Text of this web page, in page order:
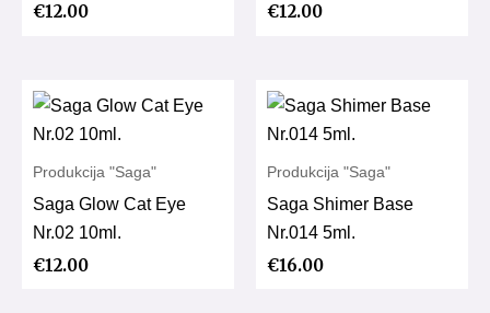
€12.00 €12.00
Produkcija "Saga"
Saga Glow Cat Eye
Nr.02 10ml.
€12.00
Produkcija "Saga"
Saga Shimer Base
Nr.014 5ml.
€16.00